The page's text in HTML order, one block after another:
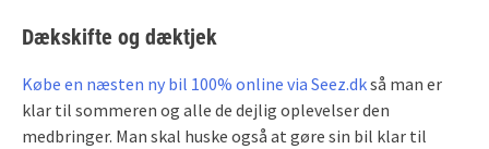
Dækskifte og dæktjek
Købe en næsten ny bil 100% online via Seez.dkså man er
klar til sommeren og alle de dejlig oplevelser den
medbringer. Man skal huske også at gøre sin bil klar til